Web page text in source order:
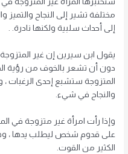
مختلفة تشير إلى النجاح والتميز
إلى أحداث سلبية ولكنها نادرة. .
يقول ابن سيرين إن غير المتزوجة
دون أن تشعر بالخوف من رؤية
المتزوجة ستشبع إحدى الرغبات ،
والنجاح في شيء.
وإذا رأت امرأة غير متزوجة في
على قدوم شخص ليطلب يدها ،
الكثير من القوت.